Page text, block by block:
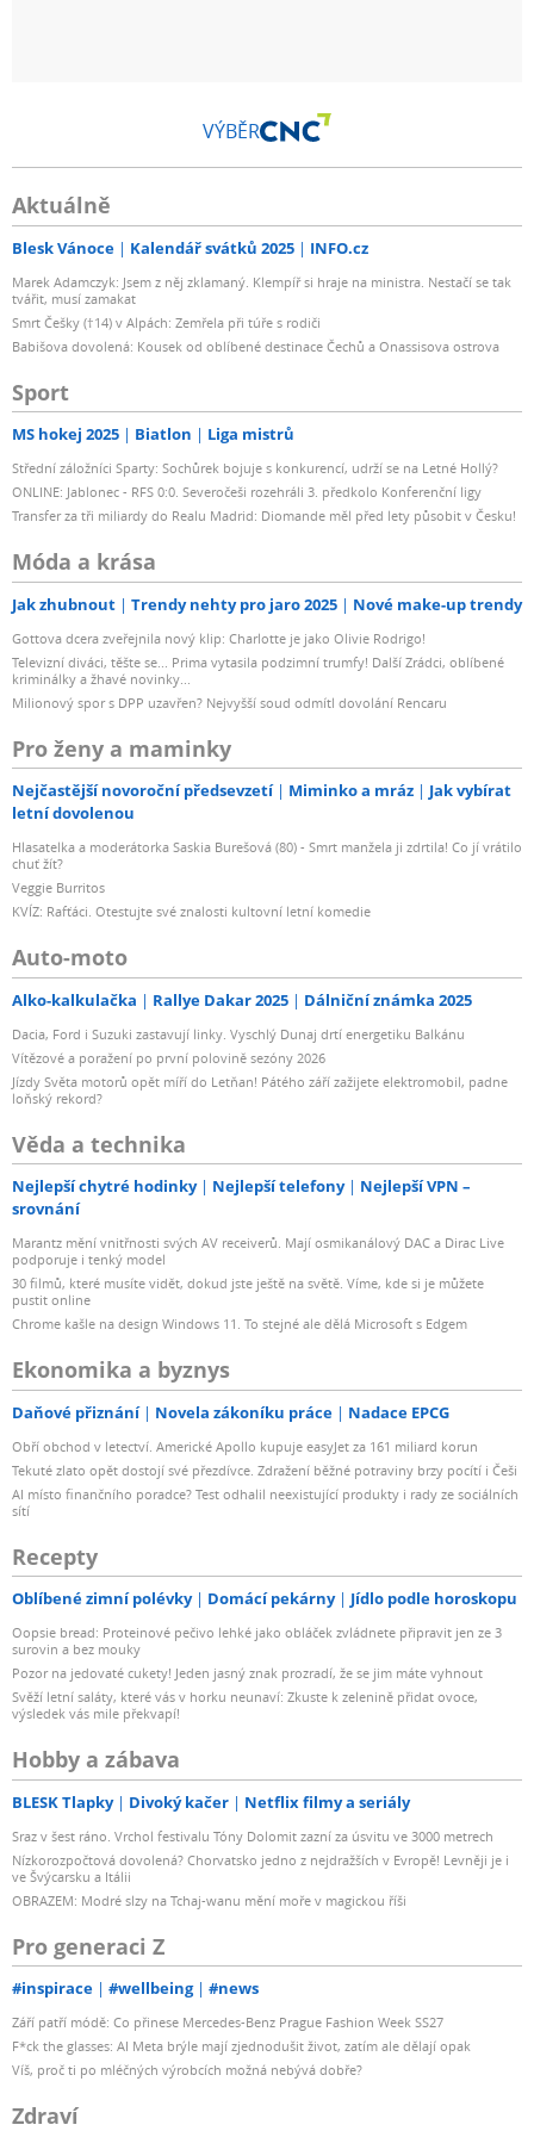
VÝBĚR
Aktuálně
Blesk Vánoce Kalendář svátků 2025 INFO.cz
Marek Adamczyk: Jsem z něj zklamaný. Klempíř si hraje na ministra. Nestačí se tak
tvářit, musí zamakat
Smrt Češky (†14) v Alpách: Zemřela při túře s rodiči
Babišova dovolená: Kousek od oblíbené destinace Čechů a Onassisova ostrova
Sport
MS hokej 2025 Biatlon Liga mistrů
Střední záložníci Sparty: Sochůrek bojuje s konkurencí, udrží se na Letné Hollý?
ONLINE: Jablonec - RFS 0:0. Severočeši rozehráli 3. předkolo Konferenční ligy
Transfer za tři miliardy do Realu Madrid: Diomande měl před lety působit v Česku!
Móda a krása
Jak zhubnout Trendy nehty pro jaro 2025 Nové make-up trendy
Gottova dcera zveřejnila nový klip: Charlotte je jako Olivie Rodrigo!
Televizní diváci, těšte se... Prima vytasila podzimní trumfy! Další Zrádci, oblíbené
kriminálky a žhavé novinky...
Milionový spor s DPP uzavřen? Nejvyšší soud odmítl dovolání Rencaru
Pro ženy a maminky
Nejčastější novoroční předsevzetí Miminko a mráz
Jak vybírat
letní dovolenou
Hlasatelka a moderátorka Saskia Burešová (80) - Smrt manžela ji zdrtila! Co jí vrátilo
chuť žít?
Veggie Burritos
KVÍZ: Rafťáci. Otestujte své znalosti kultovní letní komedie
Auto-moto
Alko-kalkulačka Rallye Dakar 2025 Dálniční známka 2025
Dacia, Ford i Suzuki zastavují linky. Vyschlý Dunaj drtí energetiku Balkánu
Vítězové a poražení po první polovině sezóny 2026
Jízdy Světa motorů opět míří do Letňan! Pátého září zažijete elektromobil, padne
loňský rekord?
Věda a technika
Nejlepší chytré hodinky Nejlepší telefony
Nejlepší VPN –
srovnání
Marantz mění vnitřnosti svých AV receiverů. Mají osmikanálový DAC a Dirac Live
podporuje i tenký model
30 filmů, které musíte vidět, dokud jste ještě na světě. Víme, kde si je můžete
pustit online
Chrome kašle na design Windows 11. To stejné ale dělá Microsoft s Edgem
Ekonomika a byznys
Daňové přiznání Novela zákoníku práce Nadace EPCG
Obří obchod v letectví. Americké Apollo kupuje easyJet za 161 miliard korun
Tekuté zlato opět dostojí své přezdívce. Zdražení běžné potraviny brzy pocítí i Češi
AI místo finančního poradce? Test odhalil neexistující produkty i rady ze sociálních
sítí
Recepty
Oblíbené zimní polévky Domácí pekárny Jídlo podle horoskopu
Oopsie bread: Proteinové pečivo lehké jako obláček zvládnete připravit jen ze 3
surovin a bez mouky
Pozor na jedovaté cukety! Jeden jasný znak prozradí, že se jim máte vyhnout
Svěží letní saláty, které vás v horku neunaví: Zkuste k zelenině přidat ovoce,
výsledek vás mile překvapí!
Hobby a zábava
BLESK Tlapky Divoký kačer Netflix filmy a seriály
Sraz v šest ráno. Vrchol festivalu Tóny Dolomit zazní za úsvitu ve 3000 metrech
Nízkorozpočtová dovolená? Chorvatsko jedno z nejdražších v Evropě! Levněji je i
ve Švýcarsku a Itálii
OBRAZEM: Modré slzy na Tchaj-wanu mění moře v magickou říši
Pro generaci Z
#inspirace #wellbeing #news
Září patří módě: Co přinese Mercedes-Benz Prague Fashion Week SS27
F*ck the glasses: AI Meta brýle mají zjednodušit život, zatím ale dělají opak
Víš, proč ti po mléčných výrobcích možná nebývá dobře?
Zdraví